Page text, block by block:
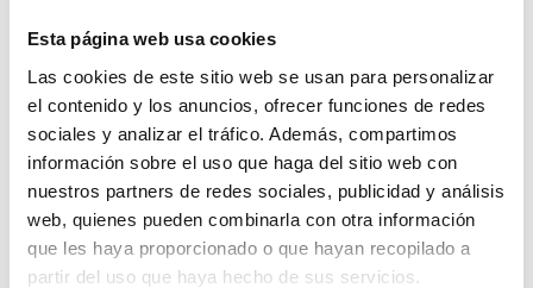
Esta página web usa cookies
Las cookies de este sitio web se usan para personalizar
el contenido y los anuncios, ofrecer funciones de redes
sociales y analizar el tráfico. Además, compartimos
información sobre el uso que haga del sitio web con
nuestros partners de redes sociales, publicidad y análisis
web, quienes pueden combinarla con otra información
que les haya proporcionado o que hayan recopilado a
partir del uso que haya hecho de sus servicios.
Descripción
FAMATEL 23300 Base aérea 3P+T 16A 400V IP44